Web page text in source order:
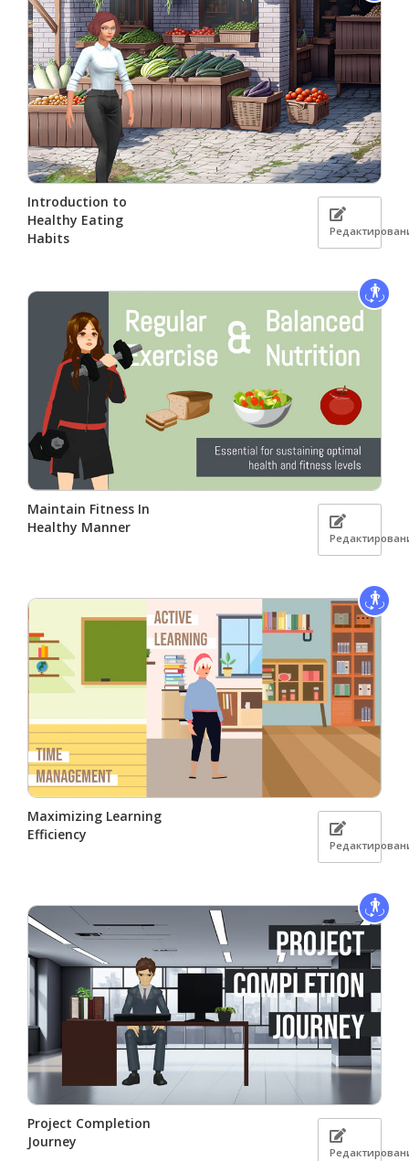
Introduction to
Healthy Eating
Habits
Maintain Fitness In
Healthy Manner
Maximizing Learning
Efficiency
Project Completion
Journey